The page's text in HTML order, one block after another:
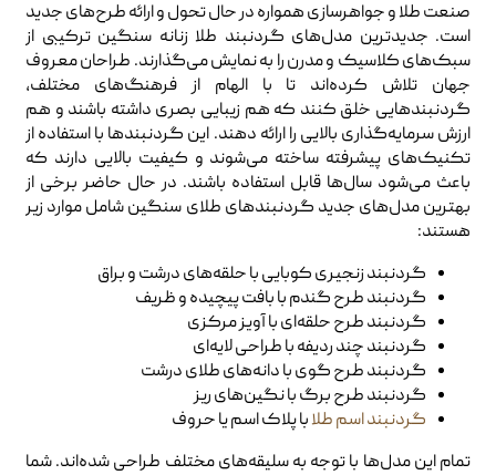
صنعت طلا و جواهرسازی همواره در حال تحول و ارائه طرح‌های جدید
است. جدیدترین مدل‌های گردنبند طلا زنانه سنگین ترکیبی از
سبک‌های کلاسیک و مدرن را به نمایش می‌گذارند. طراحان معروف
جهان تلاش کرده‌اند تا با الهام از فرهنگ‌های مختلف،
گردنبندهایی خلق کنند که هم زیبایی بصری داشته باشند و هم
ارزش سرمایه‌گذاری بالایی را ارائه دهند. این گردنبندها با استفاده از
تکنیک‌های پیشرفته ساخته می‌شوند و کیفیت بالایی دارند که
باعث می‌شود سال‌ها قابل استفاده باشند. در حال حاضر برخی از
بهترین مدل‌های جدید گردنبندهای طلای سنگین شامل موارد زیر
هستند:
گردنبند زنجیری کوبایی با حلقه‌های درشت و براق
گردنبند طرح گندم با بافت پیچیده و ظریف
گردنبند طرح حلقه‌ای با آویز مرکزی
گردنبند چند ردیفه با طراحی لایه‌ای
گردنبند طرح گوی با دانه‌های طلای درشت
گردنبند طرح برگ با نگین‌های ریز
گردنبند اسم طلابا پلاک اسم یا حروف
تمام این مدل‌ها با توجه به سلیقه‌های مختلف طراحی شده‌اند. شما